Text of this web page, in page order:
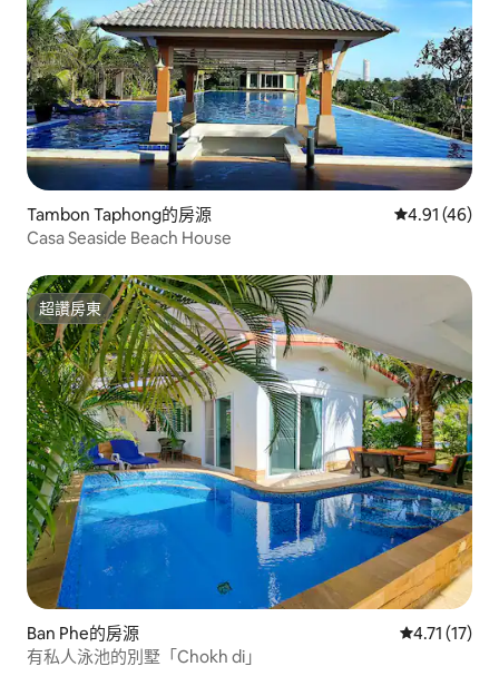
Tambon Taphong的房源 從 46 則評價
4.91 (46)
Casa Seaside Beach House
超讚房東
超讚房東
Ban Phe的房源 從 17 則評價
4.71 (17)
有私人泳池的別墅「Chokh di」